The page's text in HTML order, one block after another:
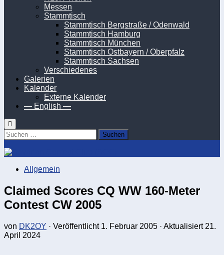
Messen
Stammtisch
Stammtisch Bergstraße / Odenwald
Stammtisch Hamburg
Stammtisch München
Stammtisch Ostbayern / Oberpfalz
Stammtisch Sachsen
Verschiedenes
Galerien
Kalender
Externe Kalender
— English —
Suchen
nach:
Allgemein
Claimed Scores CQ WW 160-Meter
Contest CW 2005
von DK2OY · Veröffentlicht 1. Februar 2005 · Aktualisiert 21.
April 2024